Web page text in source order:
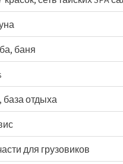
баня
база отдыха
для грузовиков